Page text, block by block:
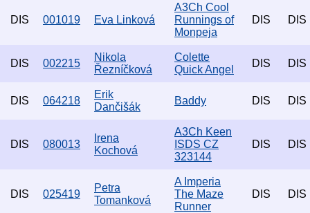
DIS 001019 Eva Linková
A3Ch Cool
Runnings of
Monpeja
DIS DIS
DIS 002215
Nikola
Řezníčková
Colette
Quick Angel
DIS DIS
DIS 064218
Erik
Dančišák
Baddy DIS DIS
DIS 080013
Irena
Kochová
A3Ch Keen
ISDS CZ
323144
DIS DIS
DIS 025419
Petra
Tomanková
A Imperia
The Maze
Runner
DIS DIS